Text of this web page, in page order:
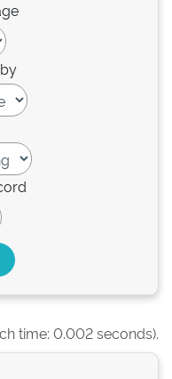
time: 0.002 seconds).